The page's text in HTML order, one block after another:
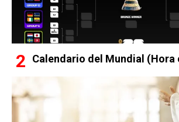
Calendario del Mundial (Hora